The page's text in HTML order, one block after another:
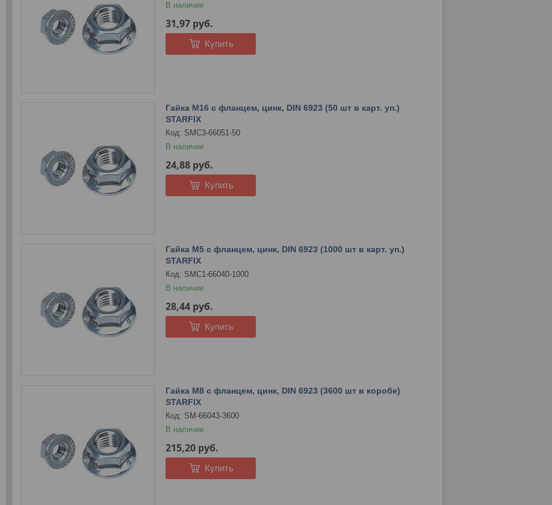
В наличии
31,97 руб.
Купить
Гайка М16 с фланцем, цинк, DIN 6923 (50 шт в карт. уп.)
STARFIX
SMC3-66051-50
В наличии
24,88 руб.
Купить
Гайка М5 с фланцем, цинк, DIN 6923 (1000 шт в карт. уп.)
STARFIX
SMC1-66040-1000
В наличии
28,44 руб.
Купить
Гайка М8 с фланцем, цинк, DIN 6923 (3600 шт в коробе)
STARFIX
SM-66043-3600
В наличии
215,20 руб.
Купить